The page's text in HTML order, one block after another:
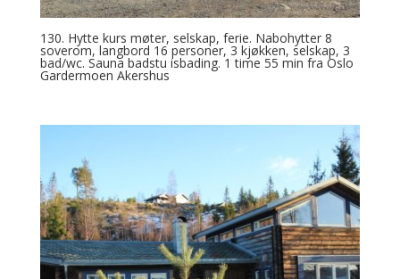
130. Hytte kurs møter, selskap, ferie. Nabohytter 8
soverom, langbord 16 personer, 3 kjøkken, selskap, 3
bad/wc. Sauna badstu isbading. 1 time 55 min fra Oslo
Gardermoen Akershus